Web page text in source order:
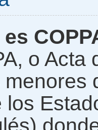
o Acta
menores
los